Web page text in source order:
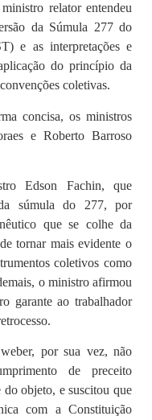
relator entendeu
da Súmula 277 do
e as interpretações e
do princípio da
coletivas.
concisa, os ministros
e Roberto Barroso
Edson Fachin, que
súmula do 277, por
que se colhe da
tornar mais evidente o
coletivos como
o ministro afirmou
garante ao trabalhador
por sua vez, não
de preceito
objeto, e suscitou que
com a Constituição